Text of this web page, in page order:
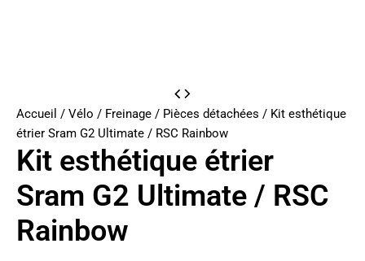
Accueil / Vélo / Freinage / Pièces détachées / Kit esthétique
étrier Sram G2 Ultimate / RSC Rainbow
Kit esthétique étrier
Sram G2 Ultimate / RSC
Rainbow